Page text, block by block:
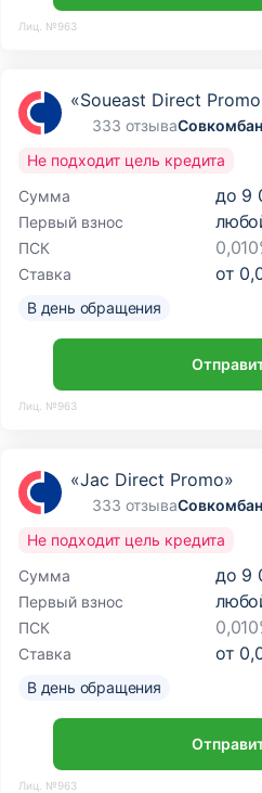
Лиц. №963
«Soueast Direct
333 отзыва
Сумма до 9
Первый взнос
ПСК
Ставка от
Не подходит цель кредита
В день обращения
Лиц. №963
«Jac Direct Promo»
333 отзыва
Сумма до 9
Первый взнос
ПСК
Ставка от
Не подходит цель кредита
В день обращения
Лиц. №963